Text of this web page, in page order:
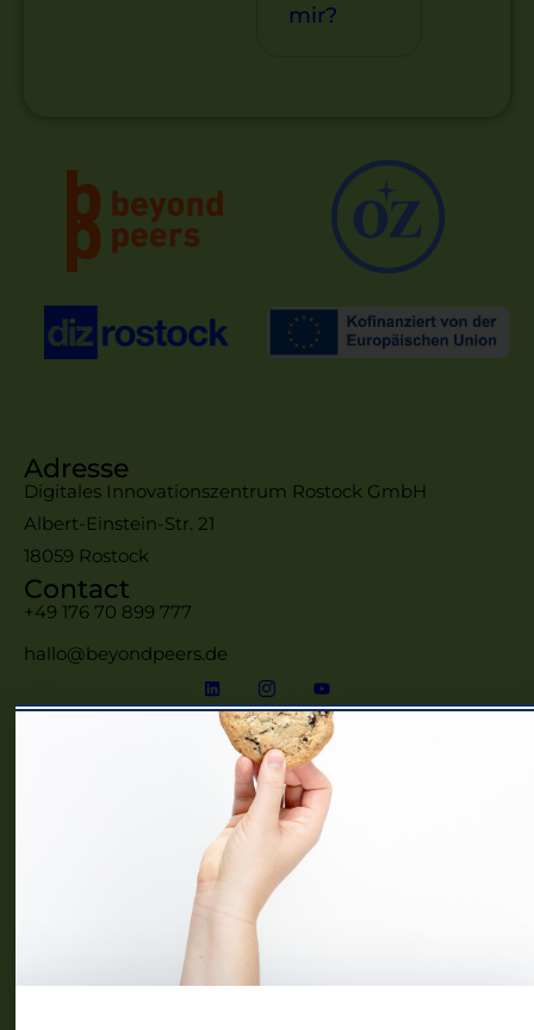
mir?
Adresse
Digitales Innovationszentrum Rostock GmbH
Albert-Einstein-Str. 21
18059 Rostock
Contact
+49 176 70 899 777
hallo@beyondpeers.de
Frauennetzwerke MV